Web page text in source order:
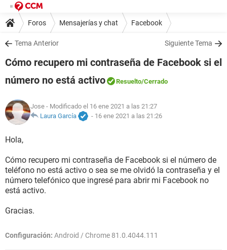
Foros Mensajerías y chat Facebook
Tema Anterior Siguiente Tema
Cómo recupero mi contraseña de Facebook si el
número no está activo
Resuelto/Cerrado
Jose - Modificado el 16 ene 2021 a las 21:27
Laura García
- 16 ene 2021 a las 21:26
Hola,
Cómo recupero mi contraseña de Facebook si el número de
teléfono no está activo o sea se me olvidó la contraseña y el
número telefónico que ingresé para abrir mi Facebook no
está activo.
Gracias.
Configuración: Android / Chrome 81.0.4044.111